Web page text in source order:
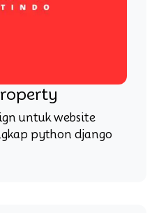
untuk website
python django